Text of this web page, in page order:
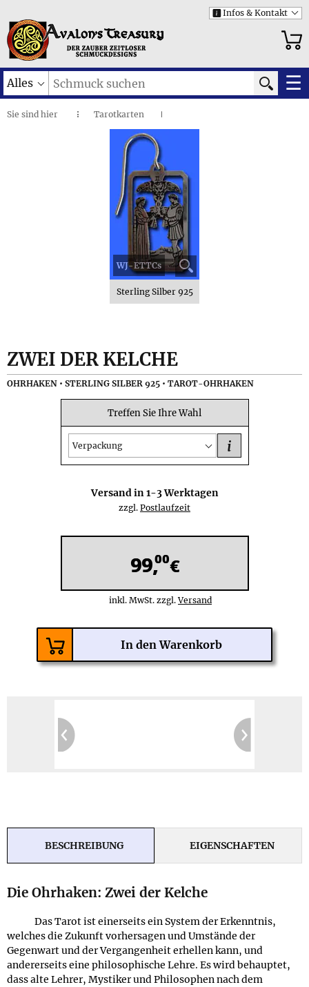
i Infos & Kontakt
Alles ☰
Sie sind hier ◌ Tarotkarten I
Zwei der Kelche • Ohrhaken
WJ-ETTCs
Sterling Silber 925
ZWEI DER KELCHE
OHRHAKEN • STERLING SILBER 925 • TAROT-OHRHAKEN
Treffen Sie Ihre Wahl
Verpackung i
Versand in1-3Werktagen
zzgl. Postlaufzeit
99,00€
inkl. MwSt. zzgl.Versand
BESCHREIBUNG EIGENSCHAFTEN
Die Ohrhaken: Zwei der Kelche
Das Tarot ist einerseits ein System der Erkenntnis,
welches die Zukunft vorhersagen und Umstände der
Gegenwart und der Vergangenheit erhellen kann, und
andererseits eine philosophische Lehre. Es wird behauptet,
dass alte Lehrer, Mystiker und Philosophen nach dem